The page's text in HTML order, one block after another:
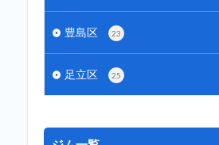
豊島区 23
足立区 25